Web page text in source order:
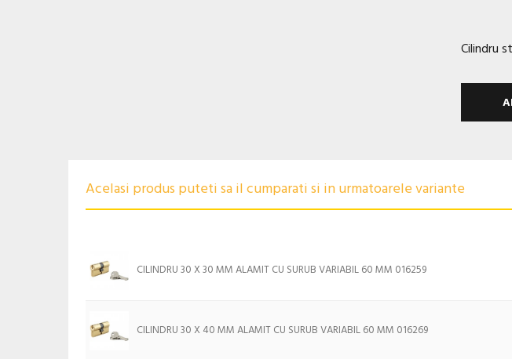
Cilindru
Acelasi produs puteti sa il cumparati si in urmatoarele variante
CILINDRU 30 X 30 MM ALAMIT CU SURUB VARIABIL 60 MM 016259
CILINDRU 30 X 40 MM ALAMIT CU SURUB VARIABIL 60 MM 016269